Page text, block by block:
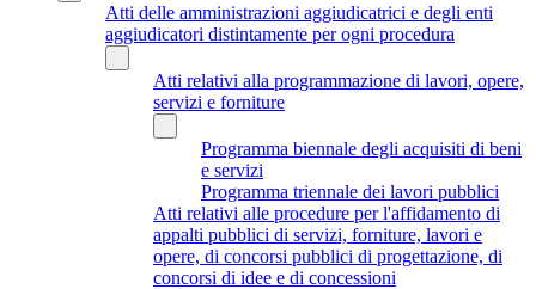
Atti delle amministrazioni aggiudicatrici e degli enti
aggiudicatori distintamente per ogni procedura
Atti relativi alla programmazione di lavori, opere,
servizi e forniture
Programma biennale degli acquisiti di beni
e servizi
Programma triennale dei lavori pubblici
Atti relativi alle procedure per l'affidamento di
appalti pubblici di servizi, forniture, lavori e
opere, di concorsi pubblici di progettazione, di
concorsi di idee e di concessioni